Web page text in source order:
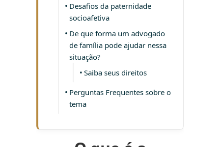
Desafios da paternidade
socioafetiva
De que forma um advogado
de família pode ajudar nessa
situação?
Saiba seus direitos
Perguntas Frequentes sobre o
tema